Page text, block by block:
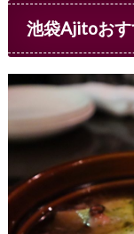
池袋Ajitoお